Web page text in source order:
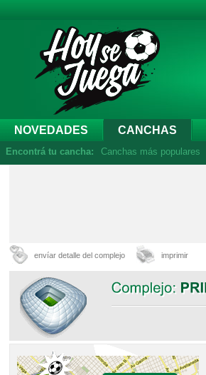
NOVEDADES CANCHAS
Encontrá tu cancha: Canchas más populares
envíar detalle del complejo imprimir